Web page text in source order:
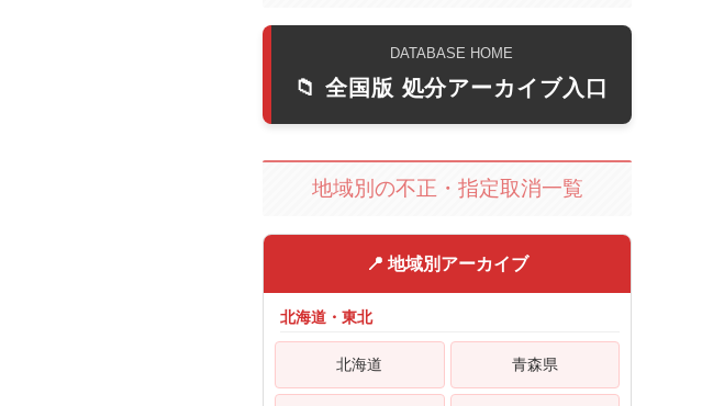
DATABASE HOME
📁 全国版 処分アーカイブ入口
地域別の不正・指定取消一覧
📍 地域別アーカイブ
北海道・東北
北海道 青森県